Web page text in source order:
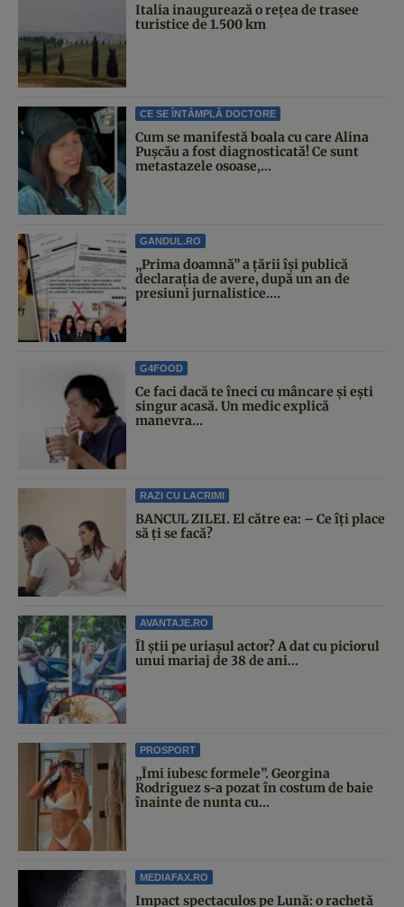
Italia inaugurează o rețea de trasee
turistice de 1.500 km
CE SE ÎNTÂMPLĂ DOCTORE
Cum se manifestă boala cu care Alina
Pușcău a fost diagnosticată! Ce sunt
metastazele osoase,...
GANDUL.RO
„Prima doamnă” a țării își publică
declarația de avere, după un an de
presiuni jurnalistice....
G4FOOD
Ce faci dacă te îneci cu mâncare și ești
singur acasă. Un medic explică
manevra...
RAZI CU LACRIMI
BANCUL ZILEI. El către ea: – Ce îți place
să ți se facă?
AVANTAJE.RO
Îl știi pe uriașul actor? A dat cu piciorul
unui mariaj de 38 de ani...
PROSPORT
„Îmi iubesc formele”. Georgina
Rodriguez s-a pozat în costum de baie
înainte de nunta cu...
MEDIAFAX.RO
Impact spectaculos pe Lună: o rachetă